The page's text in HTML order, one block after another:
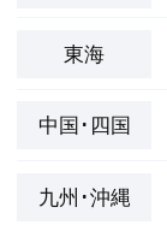
東海
中国･四国
九州･沖縄